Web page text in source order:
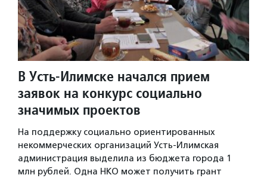
В Усть-Илимске начался прием
заявок на конкурс социально
значимых проектов
На поддержку социально ориентированных
некоммерческих организаций Усть-Илимская
администрация выделила из бюджета города 1
млн рублей. Одна НКО может получить грант